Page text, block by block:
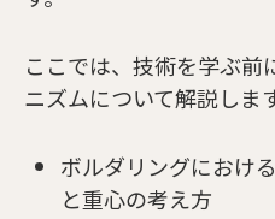
ここでは、技術を学ぶ前
ニズムについて解説します
ボルダリングにおけ
と重心の考え方